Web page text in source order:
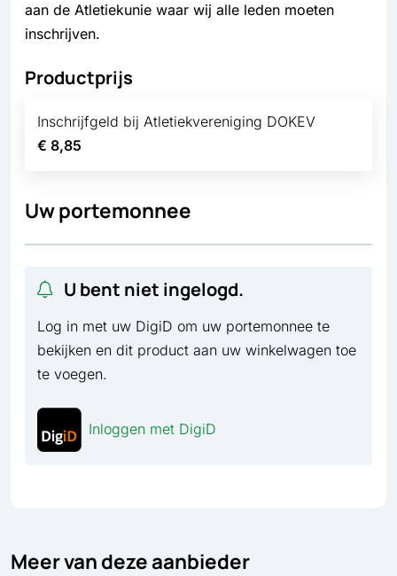
aan de Atletiekunie waar wij alle leden moeten
inschrijven.
Productprijs
Inschrijfgeld bij Atletiekvereniging DOKEV
€ 8,85
Uw portemonnee
U bent niet ingelogd.
Log in met uw DigiD om uw portemonnee te
bekijken en dit product aan uw winkelwagen toe
te voegen.
Inloggen met DigiD
Meer van deze aanbieder